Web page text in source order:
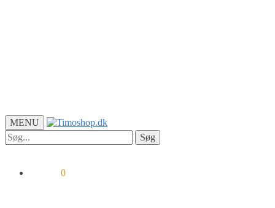
MENU
Søg
efter:
Søg
0